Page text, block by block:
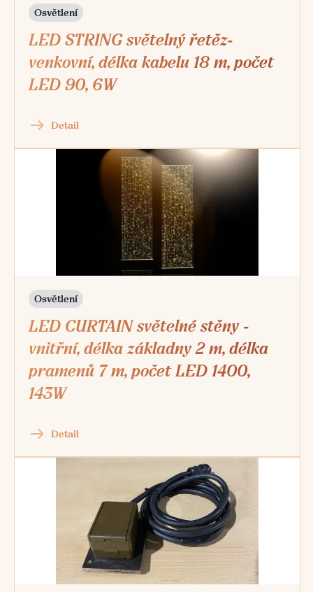
Osvětlení
LED STRING světelný řetěz-
venkovní, délka kabelu 18 m, počet
LED 90, 6W
Detail
Osvětlení
LED CURTAIN světelné stěny -
vnitřní, délka základny 2 m, délka
pramenů 7 m, počet LED 1400,
143W
Detail